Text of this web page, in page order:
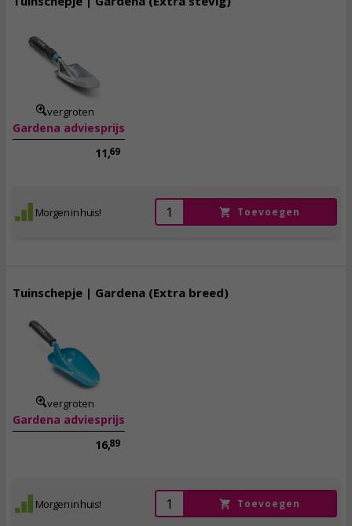
vergroten
Gardena adviesprijs
11,69
Morgen in huis! Toevoegen
Tuinschepje | Gardena (Extra breed)
vergroten
Gardena adviesprijs
16,89
Morgen in huis! Toevoegen